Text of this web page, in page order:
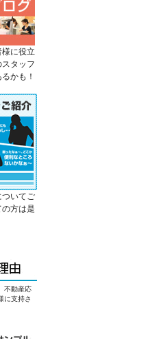
に役立
タッフ
かも！
ついてご
方は是
不動産応
に支持さ